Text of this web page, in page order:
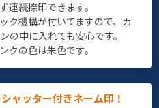
連続捺印できます。
ク機構が付いてますので、カ
の中に入れても安心です。
クの色は朱色です。
ャッター付きネーム印！